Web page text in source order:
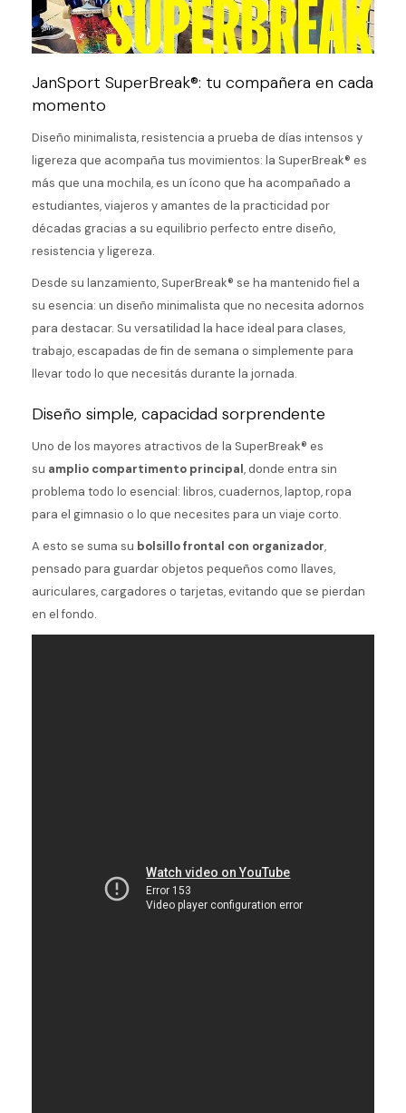
JanSport SuperBreak®: tu compañera en cada
momento
Diseño minimalista, resistencia a prueba de días intensos y
ligereza que acompaña tus movimientos: la SuperBreak® es
más que una mochila, es un ícono que ha acompañado a
estudiantes, viajeros y amantes de la practicidad por
décadas gracias a su equilibrio perfecto entre diseño,
resistencia y ligereza.
Desde su lanzamiento, SuperBreak® se ha mantenido fiel a
su esencia: un diseño minimalista que no necesita adornos
para destacar. Su versatilidad la hace ideal para clases,
trabajo, escapadas de fin de semana o simplemente para
llevar todo lo que necesitás durante la jornada.
Diseño simple, capacidad sorprendente
Uno de los mayores atractivos de la SuperBreak® es
su amplio compartimento principal, donde entra sin
problema todo lo esencial: libros, cuadernos, laptop, ropa
para el gimnasio o lo que necesites para un viaje corto.
A esto se suma su bolsillo frontal con organizador,
pensado para guardar objetos pequeños como llaves,
auriculares, cargadores o tarjetas, evitando que se pierdan
en el fondo.